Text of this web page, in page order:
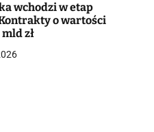
wchodzi w etap
o wartości
zł